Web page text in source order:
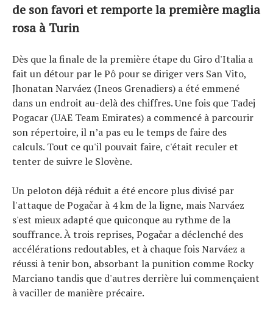
de son favori et remporte la première maglia
rosa à Turin
Dès que la finale de la première étape du Giro d'Italia a
fait un détour par le Pô pour se diriger vers San Vito,
Jhonatan Narváez (Ineos Grenadiers) a été emmené
dans un endroit au-delà des chiffres. Une fois que Tadej
Pogacar (UAE Team Emirates) a commencé à parcourir
son répertoire, il n’a pas eu le temps de faire des
calculs. Tout ce qu'il pouvait faire, c'était reculer et
tenter de suivre le Slovène.
Un peloton déjà réduit a été encore plus divisé par
l'attaque de Pogačar à 4 km de la ligne, mais Narváez
s'est mieux adapté que quiconque au rythme de la
souffrance. À trois reprises, Pogačar a déclenché des
accélérations redoutables, et à chaque fois Narváez a
réussi à tenir bon, absorbant la punition comme Rocky
Marciano tandis que d'autres derrière lui commençaient
à vaciller de manière précaire.
Actualités
Technologies
Tests de produits
Conseils
Tendances
Tous nos articles